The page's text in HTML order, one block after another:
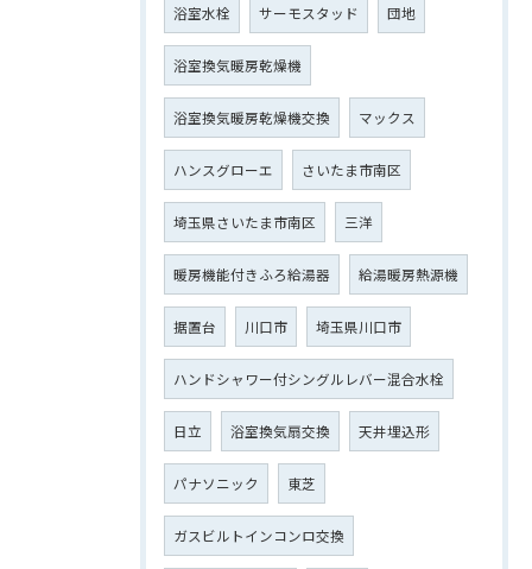
浴室水栓 サーモスタッド 団地
浴室換気暖房乾燥機
浴室換気暖房乾燥機交換 マックス
ハンスグローエ さいたま市南区
埼玉県さいたま市南区 三洋
暖房機能付きふろ給湯器 給湯暖房熱源機
据置台 川口市 埼玉県川口市
ハンドシャワー付シングルレバー混合水栓
日立 浴室換気扇交換 天井埋込形
パナソニック 東芝
ガスビルトインコンロ交換